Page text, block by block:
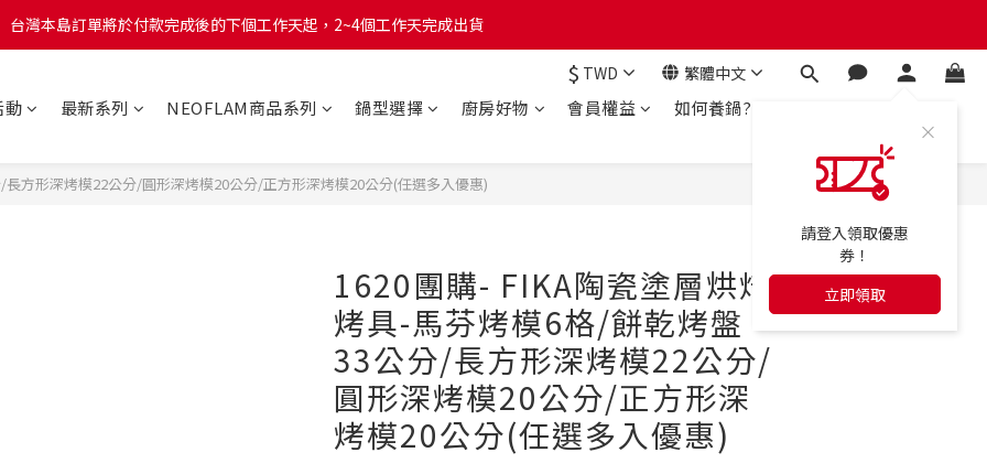
台灣本島訂單將於付款完成後的下個工作天起，2~4個工作天完成出貨
台灣本島訂單將於付款完成後的下個工作天起，2~4個工作天完成出貨
台灣本島訂單將於付款完成後的下個工作天起，2~4個工作天完成出貨
$ TWD 繁體中文
請登入領取優惠
券！
立即領取
動 最新系列 NEOFLAM商品系列 鍋型選擇 廚房好物 會員權益 如何養鍋?
方形深烤模22公分/圓形深烤模20公分/正方形深烤模20公分(任選多入優惠)
1620團購- FIKA陶瓷塗層烘焙
烤具-馬芬烤模6格/餅乾烤盤
33公分/長方形深烤模22公分/
圓形深烤模20公分/正方形深
烤模20公分(任選多入優惠)